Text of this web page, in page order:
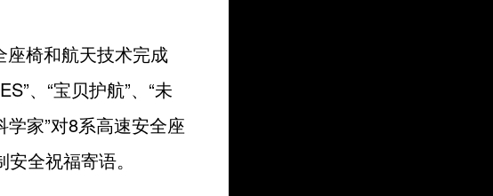
椅和航天技术完成
、“宝贝护航”、“未
家”对8系高速安全座
全祝福寄语。